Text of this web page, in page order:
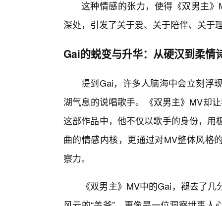
这种情感的张力，使得《双男主
深处，引发了关于爱、关于陪伴、关于
Gai的蜕变与升华：从硬汉到柔情
提到Gai，许多人脑海中会立刻浮
湖气息的说唱歌手。《双男主》MV却
这部作品中，他不仅以歌手的身份，
曲的情感内核，更通过对MV整体风格
察力。
《双男主》MV中的Gai，褪去了